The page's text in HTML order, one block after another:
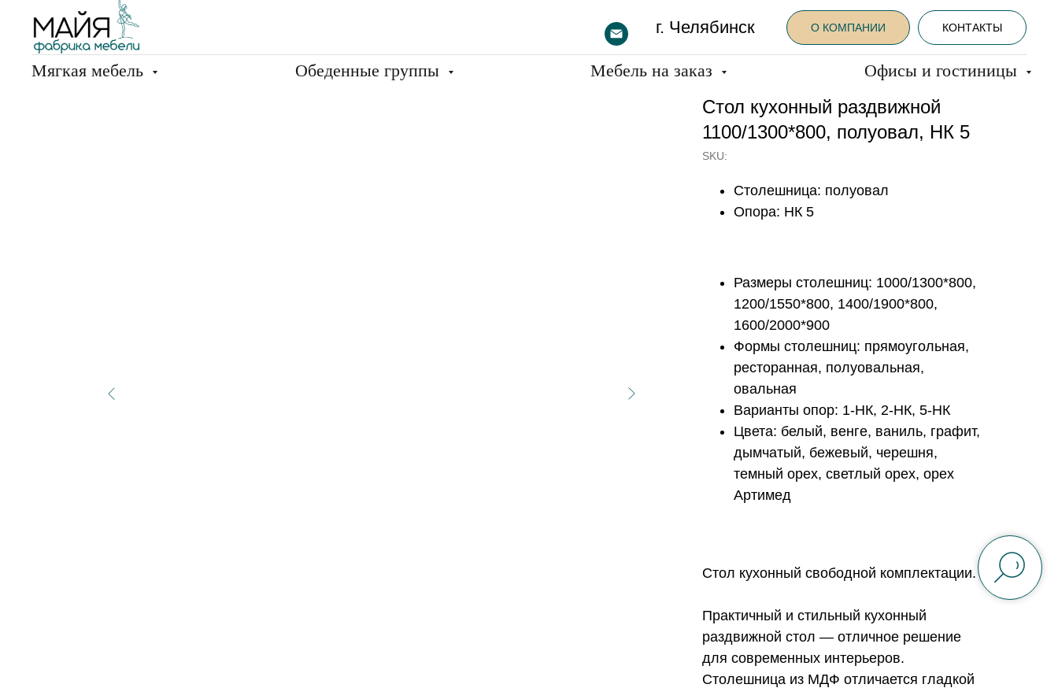
г. Челябинск О КОМПАНИИ КОНТАКТЫ
Мягкая мебель Обеденные группы Мебель на заказ Офисы и гостиницы
Стол кухонный раздвижной
1100/1300*800, полуовал, НК 5
SKU:
Столешница: полуовал
Опора: НК 5
Размеры столешниц: 1000/1300*800,
1200/1550*800, 1400/1900*800,
1600/2000*900
Формы столешниц: прямоугольная,
ресторанная, полуовальная,
овальная
Варианты опор: 1-НК, 2-НК, 5-НК
Цвета: белый, венге, ваниль, графит,
дымчатый, бежевый, черешня,
темный орех, светлый орех, орех
Артимед
Стол кухонный свободной комплектации.
Практичный и стильный кухонный
раздвижной стол — отличное решение
для современных интерьеров.
Столешница из МДФ отличается гладкой